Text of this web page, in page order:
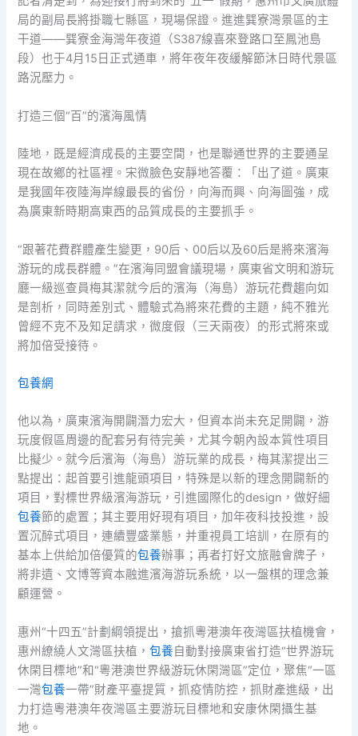
局的副局長將掛職七縣區，現場保證。進進巽寮灣景區的主
干道——巽寮金海灣年夜道（S387線喜來登路口至鳳池島
段）也于4月15日正式通車，將年夜年夜緩解節沐日時代景區
路況壓力。
打造三個“百”的濱海風情
陸地，既是經濟成長的主要空間，也是聯通世界的主要通呈
現在故鄉的社區裡。宋微臉色安靜地答覆：「出了道。廣東
是我國年夜陸海岸線最長的省份，向海而興、向海圖強，成
為廣東新時期高東西的品質成長的主要抓手。
“跟著花費群體產生變更，90后、00后以及60后是將來濱海
游玩的成長群體。”在濱海同盟會議現場，廣東省文明和游玩
廳一級巡查員梅其潔就今后的濱海（海島）游玩花費趨向如
是剖析，同時差別式、體驗式為將來花費的主題，純不雅光
曾經不克不及知足請求，微度假（三天兩夜）的形式將來或
將加倍受接待。
包養網
他以為，廣東濱海開闢潛力宏大，但資本尚未充足開闢，游
玩度假區周邊的配套另有待完美，尤其今朝內設本質性項目
比擬少。就今后濱海（海島）游玩業的成長，梅其潔提出三
點提出：起首要引進龍頭項目，特殊是以新的理念開闢新的
項目，對標世界級濱海游玩，引進國際化的design，做好細
包養節的處置；其主要用好現有項目，加年夜科技投進，設
置沉醉式項目，連續豐盛業態，并重視員工培訓，在原有的
基本上供給加倍優質的包養辦事；再者打好文旅融會牌子，
將非遺、文博等資本融進濱海游玩系統，以一盤棋的理念兼
顧運營。
惠州“十四五”計劃綱領提出，搶抓粵港澳年夜灣區扶植機會，
惠州繚繞人文灣區扶植，包養自動對接廣東省打造“世界游玩
休閑目標地”和“粵港澳世界級游玩休閑灣區”定位，聚焦“一區
一灣包養一帶”財產平臺提質，抓疫情防控，抓財產進級，出
力打造粵港澳年夜灣區主要游玩目標地和安康休閑攝生基
地。